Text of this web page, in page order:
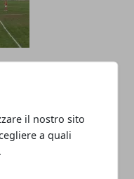
il nostro sito
a quali
G: risultati
e